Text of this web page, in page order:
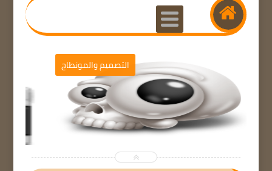
التصميم والمونطاج